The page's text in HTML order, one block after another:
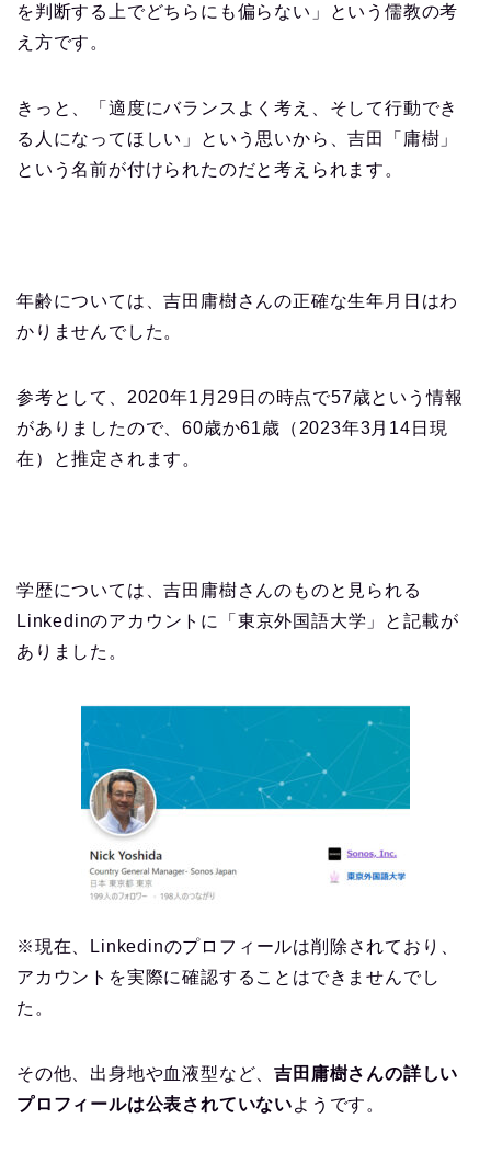
を判断する上でどちらにも偏らない」という儒教の考
え方です。
きっと、「適度にバランスよく考え、そして行動でき
る人になってほしい」という思いから、吉田「庸樹」
という名前が付けられたのだと考えられます。
年齢については、吉田庸樹さんの正確な生年月日はわ
かりませんでした。
参考として、2020年1月29日の時点で57歳という情報
がありましたので、60歳か61歳（2023年3月14日現
在）と推定されます。
学歴については、吉田庸樹さんのものと見られる
Linkedinのアカウントに「東京外国語大学」と記載が
ありました。
※現在、Linkedinのプロフィールは削除されており、
アカウントを実際に確認することはできませんでし
た。
その他、出身地や血液型など、吉田庸樹さんの詳しい
プロフィールは公表されていないようです。